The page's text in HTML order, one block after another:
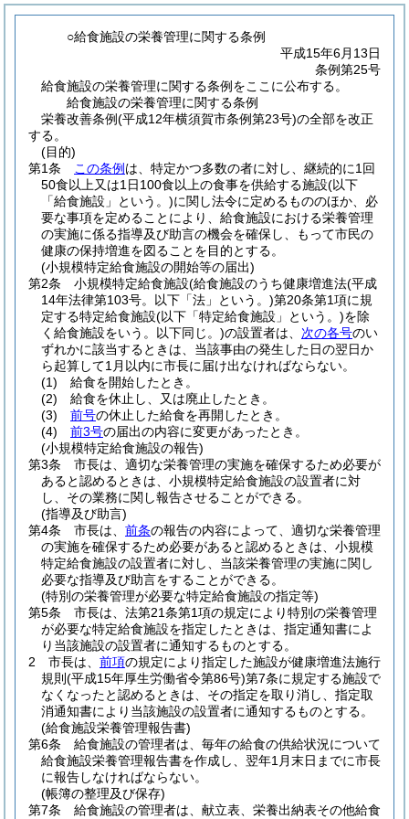
○給食施設の栄養管理に関する条例
平成15年6月13日
条例第25号
給食施設の栄養管理に関する条例をここに公布する。
給食施設の栄養管理に関する条例
栄養改善条例(平成12年横須賀市条例第23号)の全部を改正
する。
(目的)
第1条
この条例 は、特定かつ多数の者に対し、継続的に1回
50食以上又は1日100食以上の食事を供給する施設(以下
「給食施設」という。)に関し法令に定めるもののほか、必
要な事項を定めることにより、給食施設における栄養管理
の実施に係る指導及び助言の機会を確保し、もって市民の
健康の保持増進を図ることを目的とする。
(小規模特定給食施設の開始等の届出)
第2条
小規模特定給食施設(給食施設のうち健康増進法(平成
14年法律第103号。以下「法」という。)第20条第1項に規
定する特定給食施設(以下「特定給食施設」という。)を除
く給食施設をいう。以下同じ。)の設置者は、 次の各号のい
ずれかに該当するときは、当該事由の発生した日の翌日か
ら起算して1月以内に市長に届け出なければならない。
(1)
給食を開始したとき。
(2)
給食を休止し、又は廃止したとき。
(3)
前号の休止した給食を再開したとき。
(4)
前3号の届出の内容に変更があったとき。
(小規模特定給食施設の報告)
第3条
市長は、適切な栄養管理の実施を確保するため必要が
あると認めるときは、小規模特定給食施設の設置者に対
し、その業務に関し報告させることができる。
(指導及び助言)
第4条
市長は、 前条の報告の内容によって、適切な栄養管理
の実施を確保するため必要があると認めるときは、小規模
特定給食施設の設置者に対し、当該栄養管理の実施に関し
必要な指導及び助言をすることができる。
(特別の栄養管理が必要な特定給食施設の指定等)
第5条
市長は、法第21条第1項の規定により特別の栄養管理
が必要な特定給食施設を指定したときは、指定通知書によ
り当該施設の設置者に通知するものとする。
2
市長は、 前項の規定により指定した施設が健康増進法施行
規則 (平成15年厚生労働省令第86号)第7条に規定する施設で
なくなったと認めるときは、その指定を取り消し、指定取
消通知書により当該施設の設置者に通知するものとする。
(給食施設栄養管理報告書)
第6条
給食施設の管理者は、毎年の給食の供給状況について
給食施設栄養管理報告書を作成し、翌年1月末日までに市長
に報告しなければならない。
(帳簿の整理及び保存)
第7条
給食施設の管理者は、献立表、栄養出納表その他給食